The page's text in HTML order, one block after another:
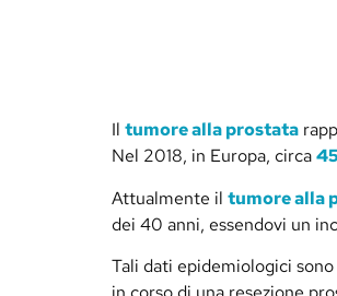
Il tumore alla prostata
Nel 2018, in Europa, circa
Attualmente il tumore alla
dei 40 anni, essendovi un
Tali dati epidemiologici